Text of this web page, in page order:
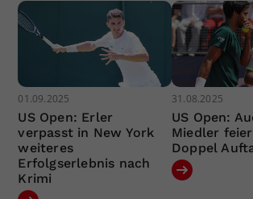
01.09.2025
US Open: Erler
verpasst in New York
weiteres
Erfolgserlebnis nach
Krimi
31.08.2025
US Open:
Miedler
Doppel